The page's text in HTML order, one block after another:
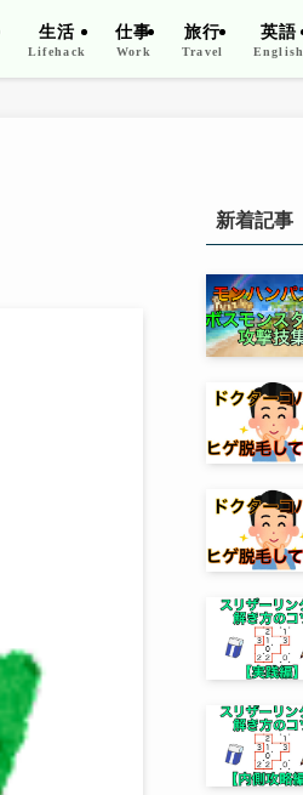
生活
Lifehack
仕事
Work
旅行
Travel
英語
English
新着記事